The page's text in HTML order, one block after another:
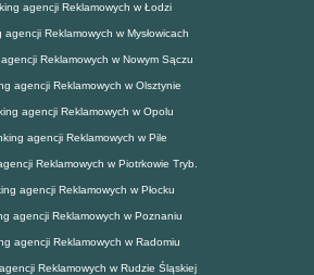
agencji Reklamowych w Łodzi
agencji Reklamowych w Mysłowicach
Reklamowych w Nowym Sączu
agencji Reklamowych w Olsztynie
agencji Reklamowych w Opolu
agencji Reklamowych w Pile
Reklamowych w Piotrkowie Tryb.
agencji Reklamowych w Płocku
agencji Reklamowych w Poznaniu
agencji Reklamowych w Radomiu
Reklamowych w Rudzie Śląskiej